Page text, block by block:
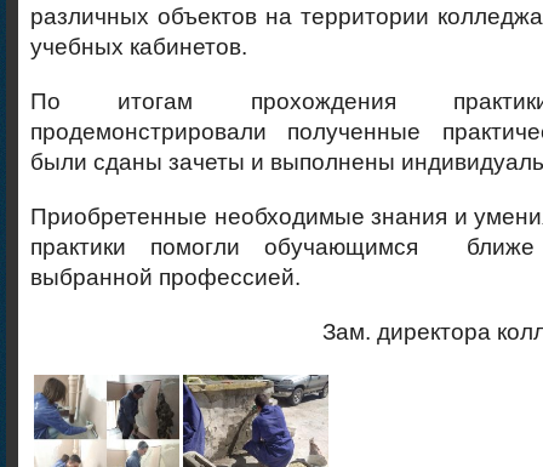
различных объектов на территории
учебных кабинетов.
По итогам прохождения
продемонстрировали полученные
были сданы зачеты и выполнены
Приобретенные необходимые знания и
практики помогли обучающимся ближе
выбранной профессией.
Зам. директора